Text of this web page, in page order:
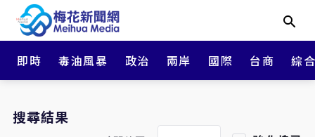
即時 毒油風暴 政治 兩岸 國際 台商 綜
搜尋結果